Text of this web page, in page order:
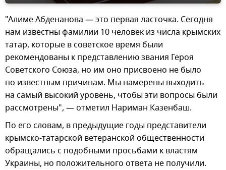
"Алиме Абденанова — это первая ласточка. Сегодня
нам известны фамилии 10 человек из числа крымских
татар, которые в советское время были
рекомендованы к представлению звания Героя
Советского Союза, но им оно присвоено не было
по известным причинам. Мы намерены выходить
на самый высокий уровень, чтобы эти вопросы были
рассмотрены", — отметил Нариман Казенбаш.
По его словам, в предыдущие годы представители
крымско-татарской ветеранской общественности
обращались с подобными просьбами к властям
Украины, но положительного ответа не получили.